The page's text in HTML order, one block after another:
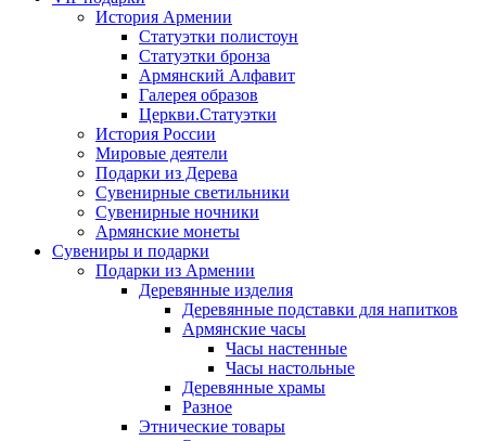
История Армении
Статуэтки полистоун
Статуэтки бронза
Армянский Алфавит
Галерея образов
Церкви.Статуэтки
История России
Мировые деятели
Подарки из Дерева
Сувенирные светильники
Сувенирные ночники
Армянские монеты
Сувениры и подарки
Подарки из Армении
Деревянные изделия
Деревянные подставки для напитков
Армянские часы
Часы настенные
Часы настольные
Деревянные храмы
Разное
Этнические товары